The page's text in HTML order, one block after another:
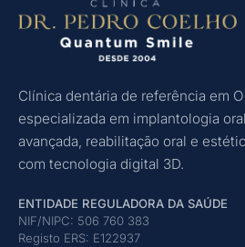
Clínica dentária de referência em
especializada em implantologia oral
avançada, reabilitação oral e
com tecnologia digital 3D.
ENTIDADE REGULADORA DA SAÚDE
NIF/NIPC: 506 760 383
Registo ERS: E122937